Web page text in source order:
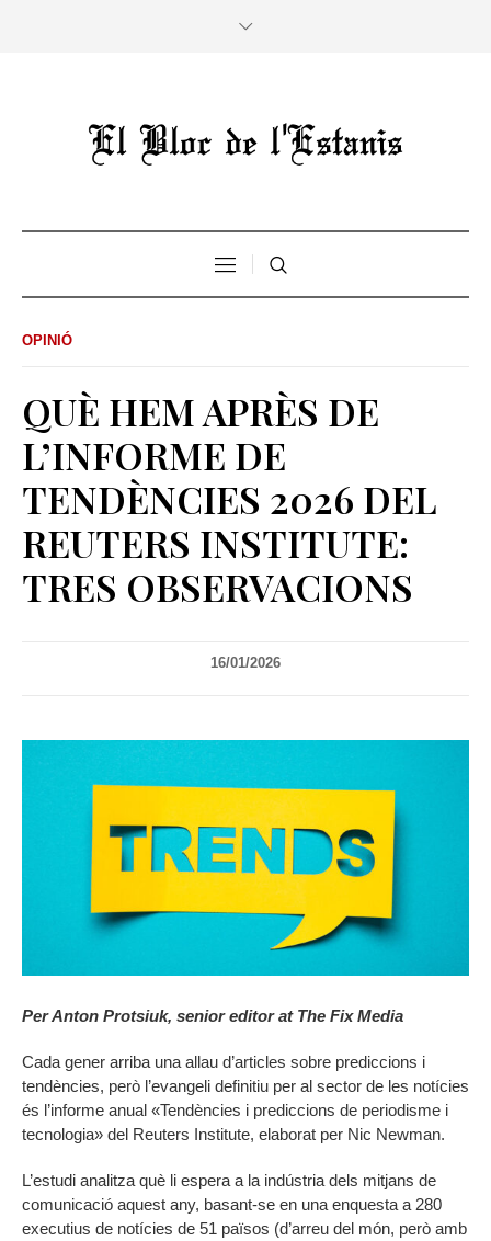
OPINIÓ
QUÈ HEM APRÈS DE
L’INFORME DE
TENDÈNCIES 2026 DEL
REUTERS INSTITUTE:
TRES OBSERVACIONS
16/01/2026
Per Anton Protsiuk, senior editor at The Fix Media
Cada gener arriba una allau d’articles sobre prediccions i
tendències, però l’evangeli definitiu per al sector de les notícies
és l’informe anual «Tendències i prediccions de periodisme i
tecnologia» del Reuters Institute, elaborat per Nic Newman.
L’estudi analitza què li espera a la indústria dels mitjans de
comunicació aquest any, basant-se en una enquesta a 280
executius de notícies de 51 països (d’arreu del món, però amb